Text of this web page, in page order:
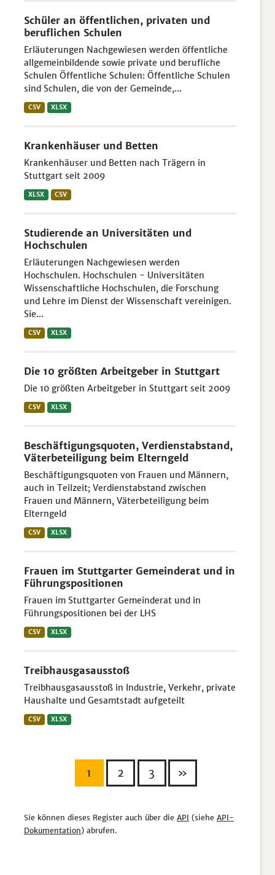
Schüler an öffentlichen, privaten und
beruflichen Schulen
Erläuterungen Nachgewiesen werden öffentliche
allgemeinbildende sowie private und berufliche
Schulen Öffentliche Schulen: Öffentliche Schulen
sind Schulen, die von der Gemeinde,...
CSV XLSX
Krankenhäuser und Betten
Krankenhäuser und Betten nach Trägern in
Stuttgart seit 2009
XLSX CSV
Studierende an Universitäten und
Hochschulen
Erläuterungen Nachgewiesen werden
Hochschulen. Hochschulen - Universitäten
Wissenschaftliche Hochschulen, die Forschung
und Lehre im Dienst der Wissenschaft vereinigen.
Sie...
CSV XLSX
Die 10 größten Arbeitgeber in Stuttgart
Die 10 größten Arbeitgeber in Stuttgart seit 2009
CSV XLSX
Beschäftigungsquoten, Verdienstabstand,
Väterbeteiligung beim Elterngeld
Beschäftigungsquoten von Frauen und Männern,
auch in Teilzeit; Verdienstabstand zwischen
Frauen und Männern, Väterbeteiligung beim
Elterngeld
CSV XLSX
Frauen im Stuttgarter Gemeinderat und in
Führungspositionen
Frauen im Stuttgarter Gemeinderat und in
Führungspositionen bei der LHS
CSV XLSX
Treibhausgasausstoß
Treibhausgasausstoß in Industrie, Verkehr, private
Haushalte und Gesamtstadt aufgeteilt
CSV XLSX
1 2 3 »
Sie können dieses Register auch über die API (siehe API-
Dokumentation) abrufen.